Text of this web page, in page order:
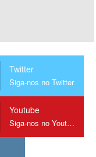
Twitter
Siga-nos no Twitter
Youtube
Siga-nos no Youtube